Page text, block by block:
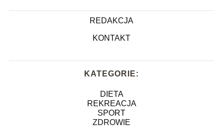
REDAKCJA
KONTAKT
KATEGORIE:
DIETA
REKREACJA
SPORT
ZDROWIE